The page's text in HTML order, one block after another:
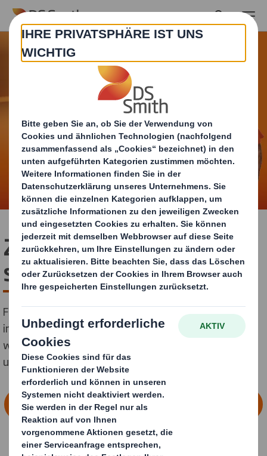
Skip to main content
Zeige uns, was in Dir
steckt!
Für vielseitig Interessierte mit kaufmännischer und
ingenieurwissenschaftlicher Begabung - Dein
wissenschaftliches Studium mit hohem Praxisbezug
und somit die optimale Basis für Deine Karriere!
FINDE HIER DEINEN AUSBILDUNGSPLATZ